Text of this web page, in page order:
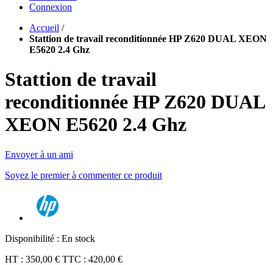
Connexion
Accueil /
Stattion de travail reconditionnée HP Z620 DUAL XEON
E5620 2.4 Ghz
Stattion de travail
reconditionnée HP Z620 DUAL
XEON E5620 2.4 Ghz
Envoyer à un ami
Soyez le premier à commenter ce produit
Disponibilité : En stock
HT : 350,00 € TTC : 420,00 €